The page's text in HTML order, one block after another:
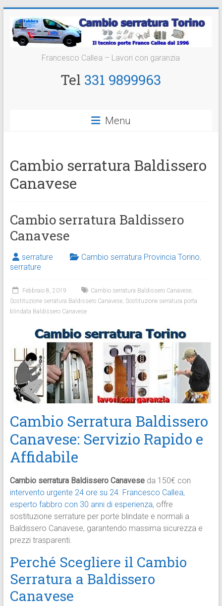
contenuto
Cambio
Serratura
Francesco Callea – Lavori con garanzia
Tel 331 9899963
Menu
Cambio serratura Baldissero
Canavese
Cambio serratura Baldissero
Canavese
serrature Cambio serratura Provincia Torino,
serrature
Febbraio 8, 2019 Cambio serratura Baldissero Canavese,
Sostituzione serratura Baldissero Canavese, Sostituzione serratura porta
blindata Baldissero Canavese
Cambio Serratura Baldissero
Canavese: Servizio Rapido e
Affidabile
Cambio serratura Baldissero Canaveseda 150€ con
intervento urgente 24 ore su 24. Francesco Callea,
esperto fabbro con 30 anni di esperienza, offre
sostituzione serrature per porte blindate e normali a
Baldissero Canavese, garantendo massima sicurezza e
prezzi trasparenti.​
Perché Scegliere il Cambio
Serratura a Baldissero
Canavese